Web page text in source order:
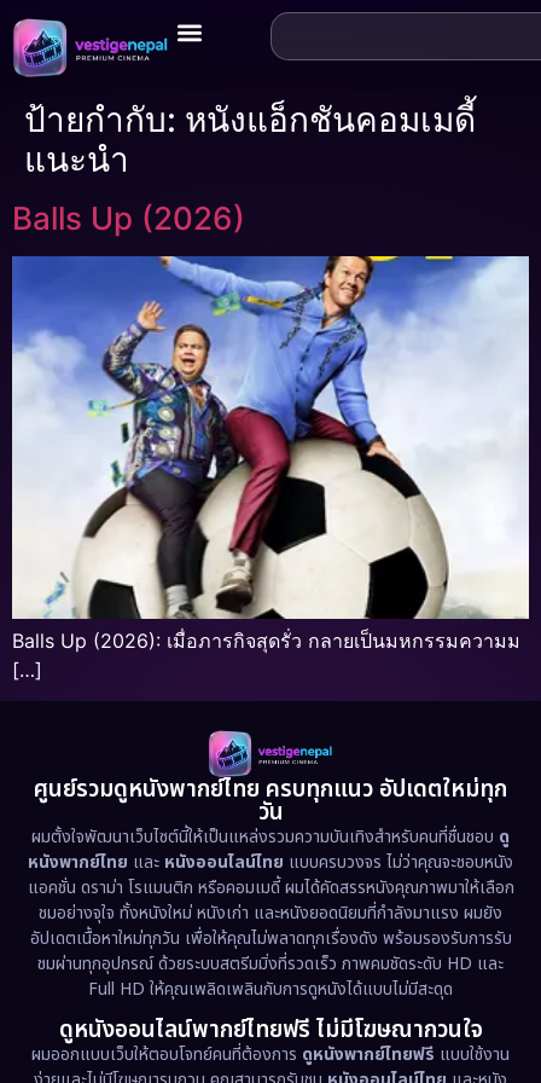
ป้ายกำกับ: หนังแอ็กชันคอมเมดี้
แนะนำ
Balls Up (2026)
Balls Up (2026): เมื่อภารกิจสุดรั่ว กลายเป็นมหกรรมความม
[…]
ศูนย์รวมดูหนังพากย์ไทย ครบทุกแนว อัปเดตใหม่ทุก
วัน
ผมตั้งใจพัฒนาเว็บไซต์นี้ให้เป็นแหล่งรวมความบันเทิงสำหรับคนที่ชื่นชอบ ดู
หนังพากย์ไทย และ หนังออนไลน์ไทย แบบครบวงจร ไม่ว่าคุณจะชอบหนัง
แอคชั่น ดราม่า โรแมนติก หรือคอมเมดี้ ผมได้คัดสรรหนังคุณภาพมาให้เลือก
ชมอย่างจุใจ ทั้งหนังใหม่ หนังเก่า และหนังยอดนิยมที่กำลังมาแรง ผมยัง
อัปเดตเนื้อหาใหม่ทุกวัน เพื่อให้คุณไม่พลาดทุกเรื่องดัง พร้อมรองรับการรับ
ชมผ่านทุกอุปกรณ์ ด้วยระบบสตรีมมิ่งที่รวดเร็ว ภาพคมชัดระดับ HD และ
Full HD ให้คุณเพลิดเพลินกับการดูหนังได้แบบไม่มีสะดุด
ดูหนังออนไลน์พากย์ไทยฟรี ไม่มีโฆษณากวนใจ
ผมออกแบบเว็บให้ตอบโจทย์คนที่ต้องการ ดูหนังพากย์ไทยฟรี แบบใช้งาน